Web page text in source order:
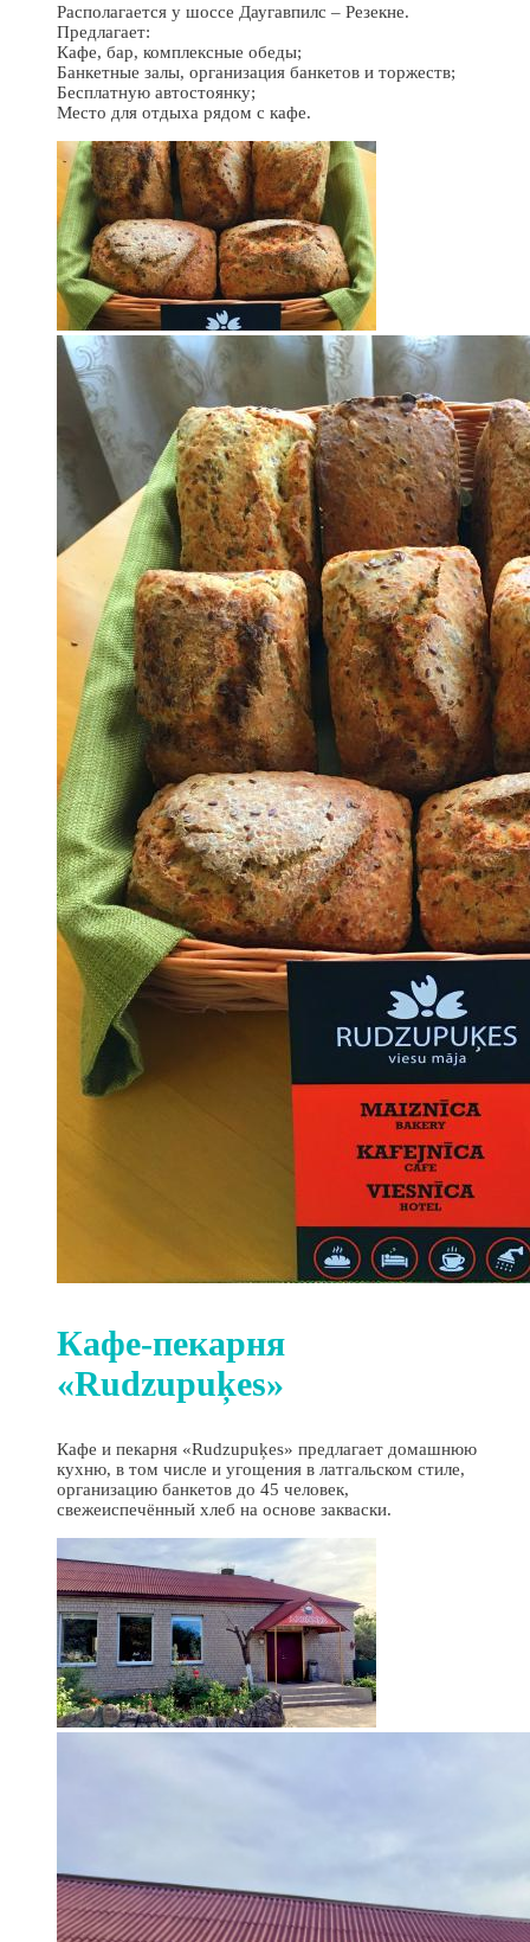
Располагается у шоссе Даугавпилс – Резекне.
Предлагает:
Кафе, бар, комплексные обеды;
Банкетные залы, организация банкетов и торжеств;
Бесплатную автостоянку;
Место для отдыха рядом с кафе.
Кафе-пекарня
«Rudzupuķes»
Кафе и пекарня «Rudzupuķes» предлагает домашнюю
кухню, в том числе и угощения в латгальском стиле,
организацию банкетов до 45 человек,
свежеиспечённый хлеб на основе закваски.